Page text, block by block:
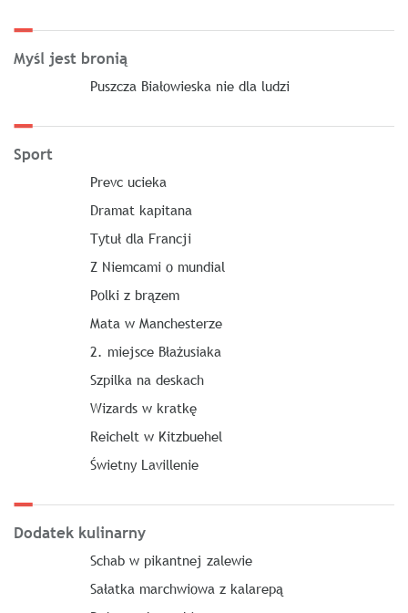
Myśl jest bronią
Puszcza Białowieska nie dla ludzi
Sport
Prevc ucieka
Dramat kapitana
Tytuł dla Francji
Z Niemcami o mundial
Polki z brązem
Mata w Manchesterze
2. miejsce Błażusiaka
Szpilka na deskach
Wizards w kratkę
Reichelt w Kitzbuehel
Świetny Lavillenie
Dodatek kulinarny
Schab w pikantnej zalewie
Sałatka marchwiowa z kalarepą